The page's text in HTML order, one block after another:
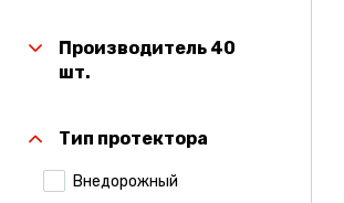
Производитель 40
шт.
Тип протектора
Внедорожный